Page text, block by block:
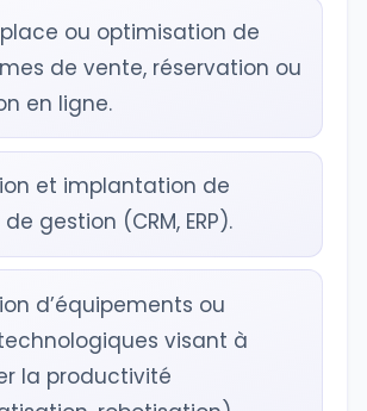
ou optimisation de
de vente, réservation ou
en ligne.
et implantation de
gestion (CRM, ERP).
d’équipements ou
visant à
la productivité